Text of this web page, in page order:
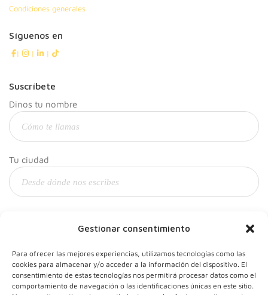
Gestionar consentimiento
Para ofrecer las mejores experiencias, utilizamos tecnologías como las
cookies para almacenar y/o acceder a la información del dispositivo. El
consentimiento de estas tecnologías nos permitirá procesar datos como el
comportamiento de navegación o las identificaciones únicas en este sitio.
Condiciones generales
Síguenos en
| | |
Suscríbete
Dinos tu nombre
Tu ciudad